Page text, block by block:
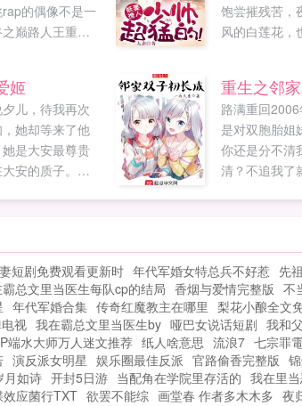
的偶像不是一
巅路人王重生
如果您喜欢联盟
给朋友...
饱尝摧残苦，
风的白莲花，
一个吧！给条
脱！嘤嘤嘤嘤
残爱吃醋强占
您喜欢妖妻撩
分享给朋友...
姬
儿，待我再次
她却等来了他
是大安最尊贵
安的质子。他
重生之邻
路满重回
是对双胞胎姐
你还是分不清
清？不追我了
短剧免费观看更新时 年代军婚女特总兵不好惹 先
总文里当医生每队cp的结局 香烟与爱情完整版 不
年代军婚合集 传奇红魔教主在哪里 梨花小酿全文
视 我在霸总文里当医生by 哑巴女说话短剧 我和
端水大师万人迷文推荐 纸人啥意思 流浪7 七宗罪
演反派女明星 娱乐圈最佳反派 官路偷香完整版
月如诗 开封5日游 当配角在学院里存活的 我在里
效应菌行TXT 欲罢不能综 画堂春 作者多木木多 夜